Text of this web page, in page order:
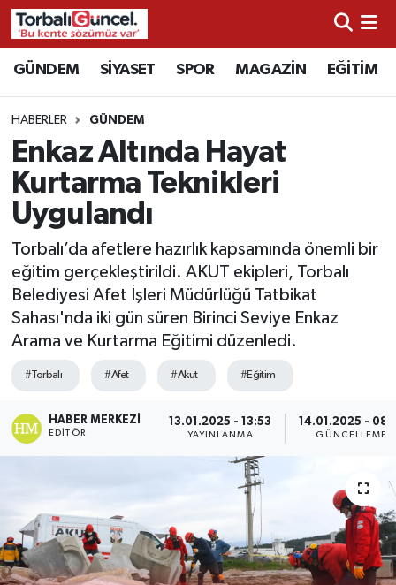
GÜNDEM SİYASET SPOR MAGAZİN EĞİTİM
HABERLER GÜNDEM
Enkaz Altında Hayat
Kurtarma Teknikleri
Uygulandı
Torbalı’da afetlere hazırlık kapsamında önemli bir
eğitim gerçekleştirildi. AKUT ekipleri, Torbalı
Belediyesi Afet İşleri Müdürlüğü Tatbikat
Sahası'nda iki gün süren Birinci Seviye Enkaz
Arama ve Kurtarma Eğitimi düzenledi.
#Torbalı #Afet #Akut #Eğitim
HABER MERKEZI
EDITÖR
13.01.2025 - 13:53
YAYINLANMA
14.01.2025 -
GÜNCELLEME
İzmir Nöbetçi Eczaneler
İzmir Hava Durumu
İzmir Namaz Vakitleri
İzmir Trafik Yoğunluk Haritası
Süper Lig Puan Durumu ve Fikstür
Tüm Manşetler
Son Dakika Haberleri
Haber Arşivi